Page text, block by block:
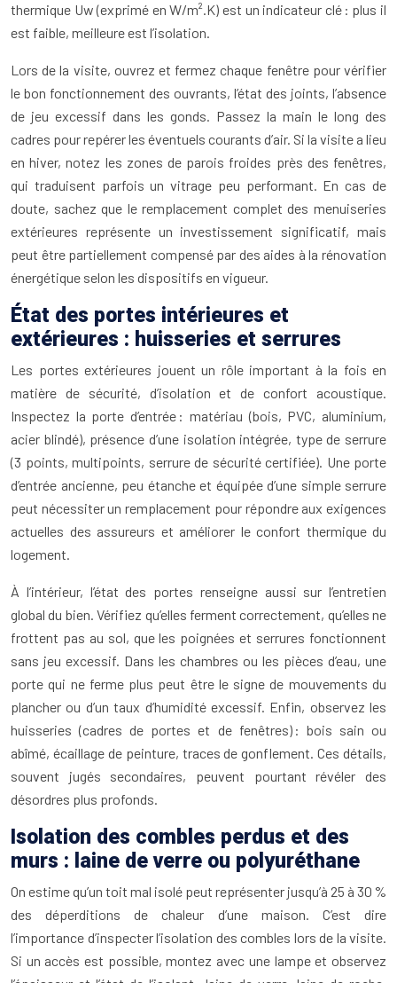
thermique Uw (exprimé en W/m².K) est un indicateur clé : plus il
est faible, meilleure est l’isolation.
Lors de la visite, ouvrez et fermez chaque fenêtre pour vérifier
le bon fonctionnement des ouvrants, l’état des joints, l’absence
de jeu excessif dans les gonds. Passez la main le long des
cadres pour repérer les éventuels courants d’air. Si la visite a lieu
en hiver, notez les zones de parois froides près des fenêtres,
qui traduisent parfois un vitrage peu performant. En cas de
doute, sachez que le remplacement complet des menuiseries
extérieures représente un investissement significatif, mais
peut être partiellement compensé par des aides à la rénovation
énergétique selon les dispositifs en vigueur.
État des portes intérieures et
extérieures : huisseries et serrures
Les portes extérieures jouent un rôle important à la fois en
matière de sécurité, d’isolation et de confort acoustique.
Inspectez la porte d’entrée : matériau (bois, PVC, aluminium,
acier blindé), présence d’une isolation intégrée, type de serrure
(3 points, multipoints, serrure de sécurité certifiée). Une porte
d’entrée ancienne, peu étanche et équipée d’une simple serrure
peut nécessiter un remplacement pour répondre aux exigences
actuelles des assureurs et améliorer le confort thermique du
logement.
À l’intérieur, l’état des portes renseigne aussi sur l’entretien
global du bien. Vérifiez qu’elles ferment correctement, qu’elles ne
frottent pas au sol, que les poignées et serrures fonctionnent
sans jeu excessif. Dans les chambres ou les pièces d’eau, une
porte qui ne ferme plus peut être le signe de mouvements du
plancher ou d’un taux d’humidité excessif. Enfin, observez les
huisseries (cadres de portes et de fenêtres) : bois sain ou
abîmé, écaillage de peinture, traces de gonflement. Ces détails,
souvent jugés secondaires, peuvent pourtant révéler des
désordres plus profonds.
Isolation des combles perdus et des
murs : laine de verre ou polyuréthane
On estime qu’un toit mal isolé peut représenter jusqu’à 25 à 30 %
des déperditions de chaleur d’une maison. C’est dire
l’importance d’inspecter l’isolation des combles lors de la visite.
Si un accès est possible, montez avec une lampe et observez